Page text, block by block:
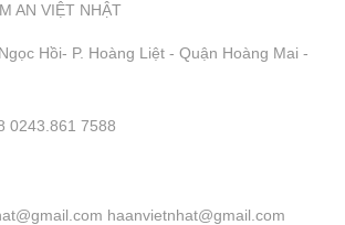
AN VIỆT NHẬT
Hồi- P. Hoàng Liệt - Quận Hoàng Mai -
0243.861 7588
haanvietnhat@gmail.com